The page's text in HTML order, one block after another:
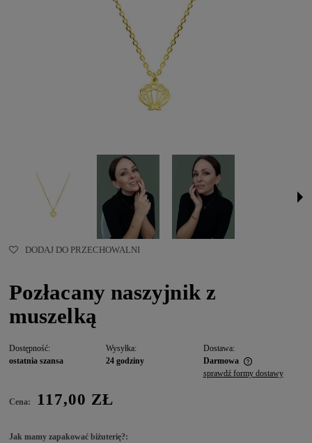
DODAJ DO PRZECHOWALNI
Pozłacany naszyjnik z
muszelką
Dostępność:
ostatnia szansa
Wysyłka:
24 godziny
Dostawa:
Darmowa
sprawdź formy dostawy
Cena: 117,00 ZŁ
Jak mamy zapakować biżuterię?: